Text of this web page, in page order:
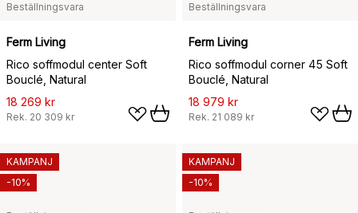
Beställningsvara
Ferm Living
Rico soffmodul center Soft
Bouclé, Natural
18 269 kr
Rek. 20 309 kr
Beställningsvara
Ferm Living
Rico soffmodul corner 45 Soft
Bouclé, Natural
18 979 kr
Rek. 21 089 kr
KAMPANJ
-10%
KAMPANJ
-10%